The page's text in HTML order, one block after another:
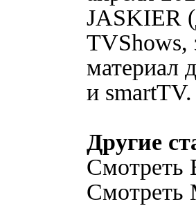
JASKIER
материал
и smartTV.
Другие
Смотреть
Смотреть